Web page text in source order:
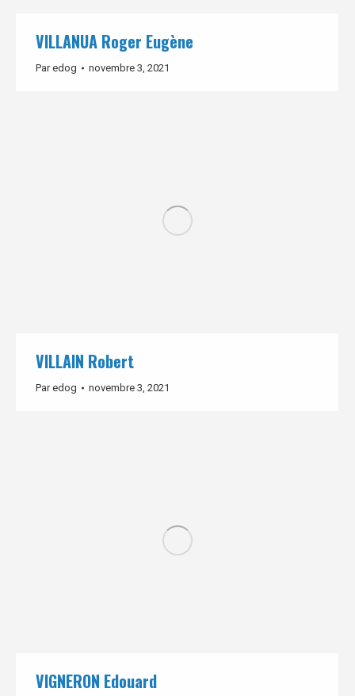
VILLANUA Roger Eugène
Paredog novembre 3, 2021
VILLAIN Robert
Paredog novembre 3, 2021
VIGNERON Edouard